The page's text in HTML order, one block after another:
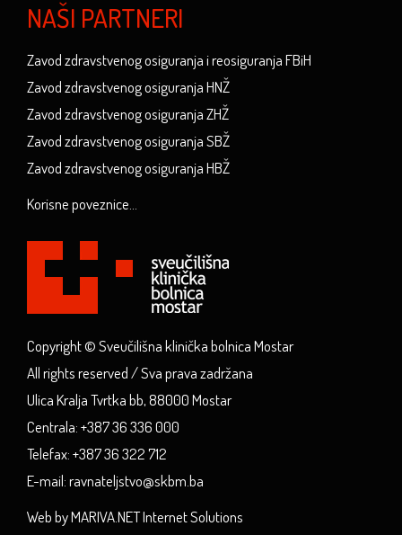
NAŠI PARTNERI
Zavod zdravstvenog osiguranja i reosiguranja FBiH
Zavod zdravstvenog osiguranja HNŽ
Zavod zdravstvenog osiguranja ZHŽ
Zavod zdravstvenog osiguranja SBŽ
Zavod zdravstvenog osiguranja HBŽ
Korisne poveznice...
Copyright © Sveučilišna klinička bolnica Mostar
All rights reserved / Sva prava zadržana
Ulica Kralja Tvrtka bb, 88000 Mostar
Centrala: +387 36 336 000
Telefax: +387 36 322 712
E-mail: ravnateljstvo@skbm.ba
Web by MARIVA.NET Internet Solutions